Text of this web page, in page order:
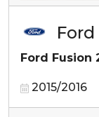
Ford
Ford Fusion
2015/2016